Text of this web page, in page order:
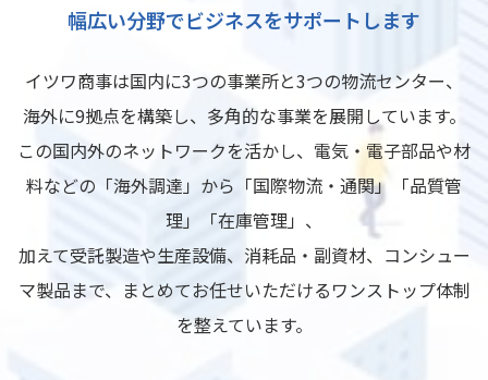
幅広い分野でビジネスをサポートします
イツワ商事は国内に3つの事業所と3つの物流センター、
海外に9拠点を構築し、多角的な事業を展開しています。
この国内外のネットワークを活かし、電気・電子部品や材
料などの「海外調達」から「国際物流・通関」「品質管
理」「在庫管理」、
加えて受託製造や生産設備、消耗品・副資材、コンシュー
マ製品まで、まとめてお任せいただけるワンストップ体制
を整えています。